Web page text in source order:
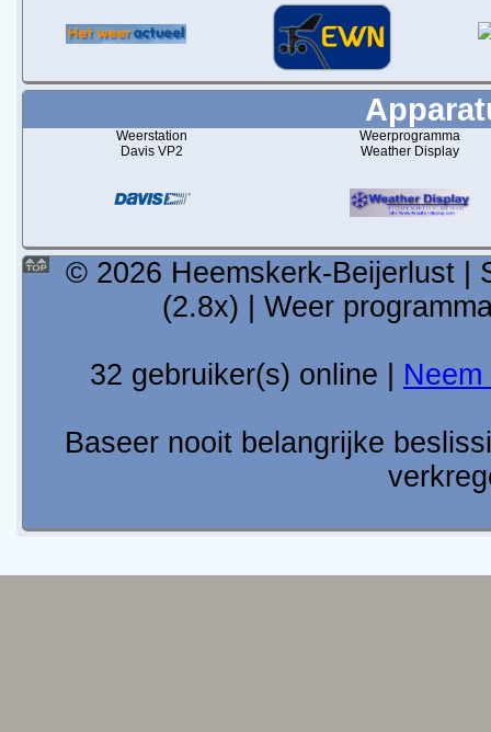
Weerstation
Davis VP2
Weerprogramma
Weather Display
© 2026 Heemskerk-Beijerlust |
(2.8x) | Weer
32 gebruiker(s) online |
Baseer nooit belangrijke